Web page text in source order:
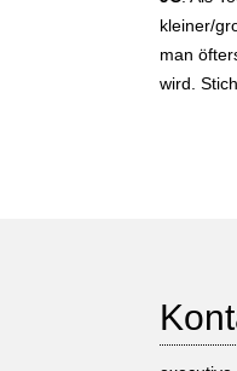
kleiner/
man
wird.